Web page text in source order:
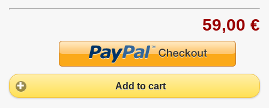
59,00 €
Add to cart